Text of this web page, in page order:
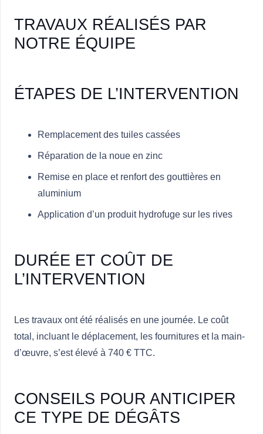
TRAVAUX RÉALISÉS PAR
NOTRE ÉQUIPE
ÉTAPES DE L’INTERVENTION
Remplacement des tuiles cassées
Réparation de la noue en zinc
Remise en place et renfort des gouttières en
aluminium
Application d’un produit hydrofuge sur les rives
DURÉE ET COÛT DE
L’INTERVENTION
Les travaux ont été réalisés en une journée. Le coût
total, incluant le déplacement, les fournitures et la main-
d’œuvre, s’est élevé à 740 € TTC.
CONSEILS POUR ANTICIPER
CE TYPE DE DÉGÂTS